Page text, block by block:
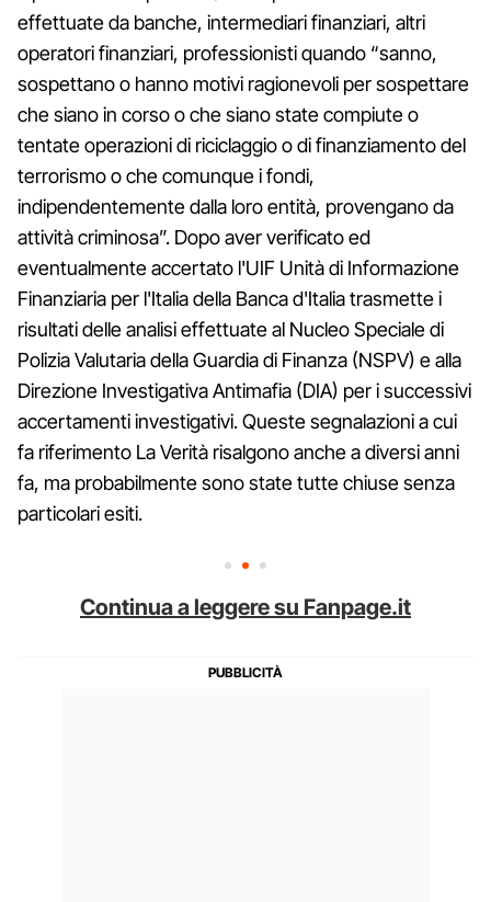
effettuate da banche, intermediari finanziari, altri
operatori finanziari, professionisti quando “sanno,
sospettano o hanno motivi ragionevoli per sospettare
che siano in corso o che siano state compiute o
tentate operazioni di riciclaggio o di finanziamento del
terrorismo o che comunque i fondi,
indipendentemente dalla loro entità, provengano da
attività criminosa”. Dopo aver verificato ed
eventualmente accertato l'UIF Unità di Informazione
Finanziaria per l'Italia della Banca d'Italia trasmette i
risultati delle analisi effettuate al Nucleo Speciale di
Polizia Valutaria della Guardia di Finanza (NSPV) e alla
Direzione Investigativa Antimafia (DIA) per i successivi
accertamenti investigativi. Queste segnalazioni a cui
fa riferimento La Verità risalgono anche a diversi anni
fa, ma probabilmente sono state tutte chiuse senza
particolari esiti.
Continua a leggere su Fanpage.it